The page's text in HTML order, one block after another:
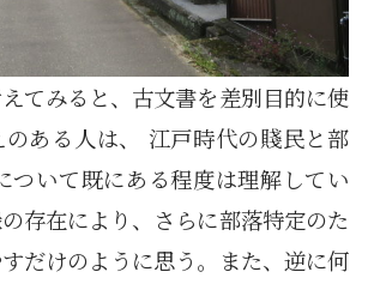
てみると、古文書を差別目的に使
ある人は、 江戸時代の賤民と部
ついて既にある程度は理解してい
存在により、さらに部落特定のた
だけのように思う。また、逆に何